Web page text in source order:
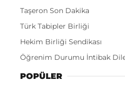
Taşeron Son Dakika
Türk Tabipler Birliği
Hekim Birliği Sendikası
Öğrenim Durumu İntibak
POPÜLER